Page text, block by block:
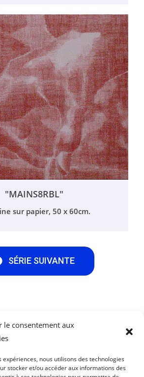
le consentement aux
nous utilisons des technologies
stocker et/ou accéder aux informations des
"MAINS8RBL"
sur papier, 50 x 60cm.
SÉRIE SUIVANTE
: